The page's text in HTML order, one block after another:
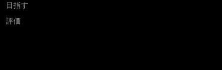
目指す
評価